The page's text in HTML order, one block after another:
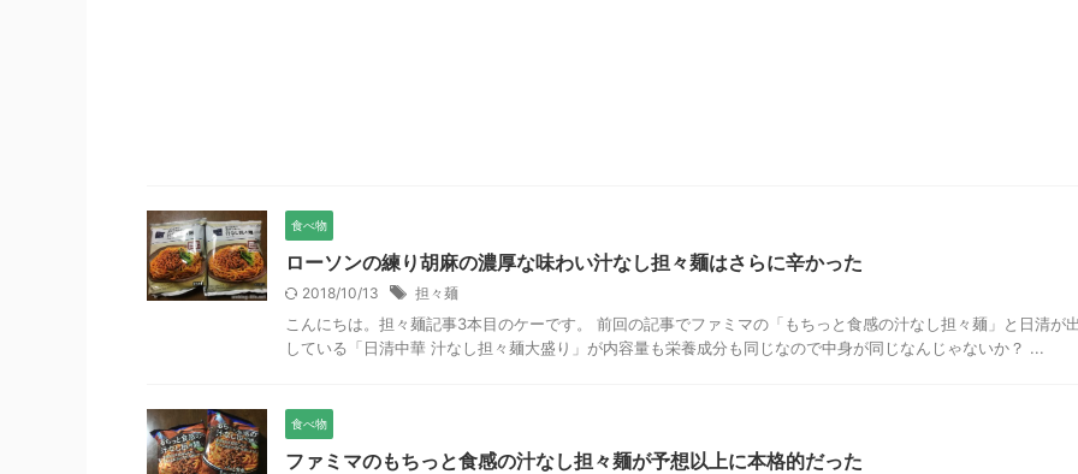
食べ物
ローソンの練り胡麻の濃厚な味わい汁なし担々麺はさらに辛かった
2018/10/13 担々麺
こんにちは。担々麺記事3本目のケーです。 前回の記事でファミマの「もちっと食感の汁なし担々麺」と日清が
している「日清中華 汁なし担々麺大盛り」が内容量も栄養成分も同じなので中身が同じなんじゃないか？ ...
食べ物
ファミマのもちっと食感の汁なし担々麺が予想以上に本格的だった